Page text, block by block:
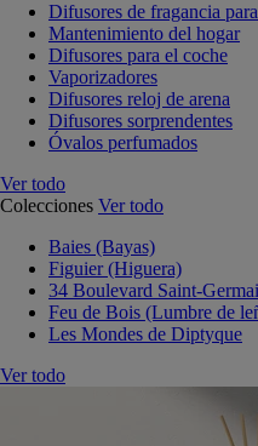
Difusores de fragancia
Mantenimiento del hogar
Difusores para el coche
Vaporizadores
Difusores reloj de arena
Difusores sorprendentes
Óvalos perfumados
Ver todo
Colecciones Ver todo
Baies (Bayas)
Figuier (Higuera)
34 Boulevard Saint-
Feu de Bois (Lumbre de
Les Mondes de Diptyque
Ver todo